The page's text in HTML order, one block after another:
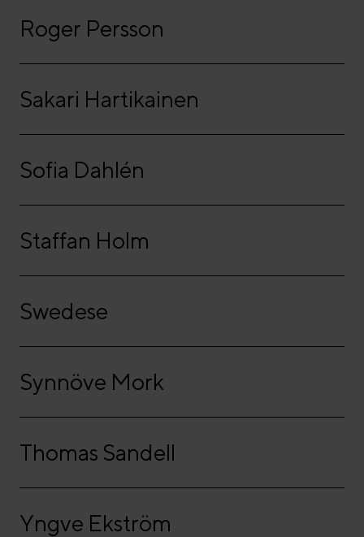
Roger Persson
Sakari Hartikainen
Sofia Dahlén
Staffan Holm
Swedese
Synnöve Mork
Thomas Sandell
Yngve Ekström